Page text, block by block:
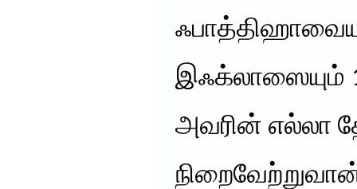
இஃக்லாஸையும்
அவரின் எல்லா